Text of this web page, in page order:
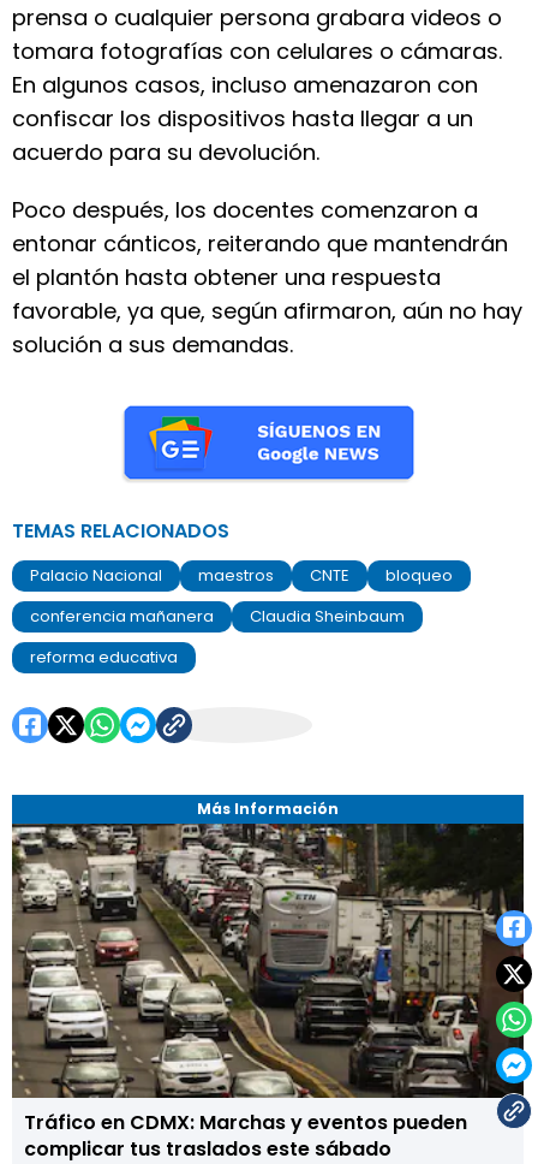
Más Información
Tráfico en CDMX: Marchas y eventos pueden
complicar tus traslados este sábado
prensa o cualquier persona grabara videos o
tomara fotografías con celulares o cámaras.
En algunos casos, incluso amenazaron con
confiscar los dispositivos hasta llegar a un
acuerdo para su devolución.
Poco después, los docentes comenzaron a
entonar cánticos, reiterando que mantendrán
el plantón hasta obtener una respuesta
favorable, ya que, según afirmaron, aún no hay
solución a sus demandas.
TEMAS RELACIONADOS
Palacio Nacional maestros CNTE
bloqueo
conferencia mañanera
Claudia Sheinbaum
reforma educativa